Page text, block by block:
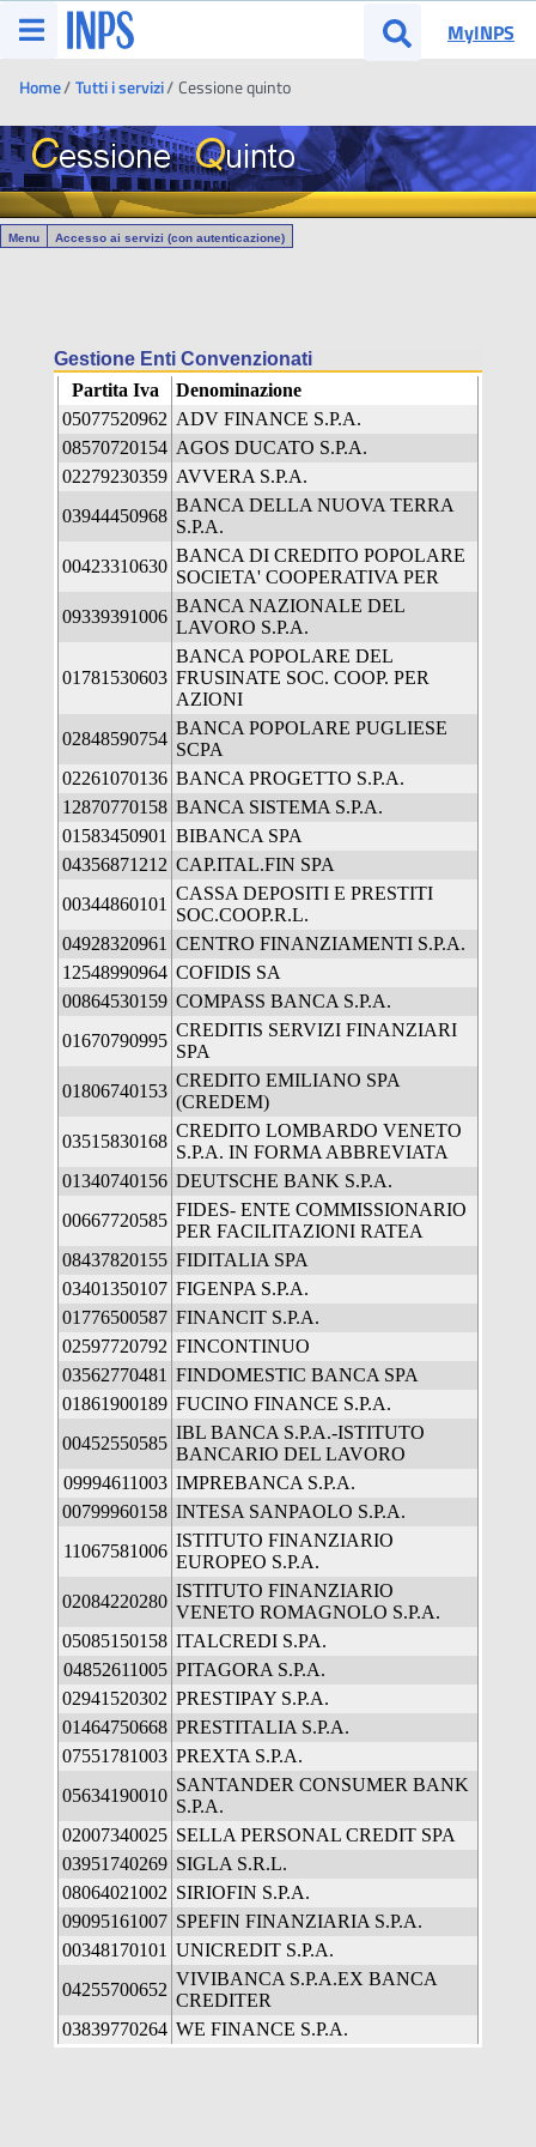
Vai al menu principale
Apri menu Apri cerca
MyINPS
Home Tutti i servizi Cessione quinto
Menu Accesso ai servizi (con autenticazione)
Gestione Enti Convenzionati
Partita Iva
Denominazione
05077520962 ADV FINANCE S.P.A.
08570720154 AGOS DUCATO S.P.A.
02279230359 AVVERA S.P.A.
03944450968
BANCA DELLA NUOVA TERRA
S.P.A.
00423310630
BANCA DI CREDITO POPOLARE
SOCIETA' COOPERATIVA PER
09339391006
BANCA NAZIONALE DEL
LAVORO S.P.A.
01781530603
BANCA POPOLARE DEL
FRUSINATE SOC. COOP. PER
AZIONI
02848590754
BANCA POPOLARE PUGLIESE
SCPA
02261070136 BANCA PROGETTO S.P.A.
12870770158 BANCA SISTEMA S.P.A.
01583450901 BIBANCA SPA
04356871212 CAP.ITAL.FIN SPA
00344860101
CASSA DEPOSITI E PRESTITI
SOC.COOP.R.L.
04928320961 CENTRO FINANZIAMENTI S.P.A.
12548990964 COFIDIS SA
00864530159 COMPASS BANCA S.P.A.
01670790995
CREDITIS SERVIZI FINANZIARI
SPA
01806740153
CREDITO EMILIANO SPA
(CREDEM)
03515830168
CREDITO LOMBARDO VENETO
S.P.A. IN FORMA ABBREVIATA
01340740156 DEUTSCHE BANK S.P.A.
00667720585
FIDES- ENTE COMMISSIONARIO
PER FACILITAZIONI RATEA
08437820155 FIDITALIA SPA
03401350107 FIGENPA S.P.A.
01776500587 FINANCIT S.P.A.
02597720792 FINCONTINUO
03562770481 FINDOMESTIC BANCA SPA
01861900189 FUCINO FINANCE S.P.A.
00452550585
IBL BANCA S.P.A.-ISTITUTO
BANCARIO DEL LAVORO
09994611003 IMPREBANCA S.P.A.
00799960158 INTESA SANPAOLO S.P.A.
11067581006
ISTITUTO FINANZIARIO
EUROPEO S.P.A.
02084220280
ISTITUTO FINANZIARIO
VENETO ROMAGNOLO S.P.A.
05085150158 ITALCREDI S.PA.
04852611005 PITAGORA S.P.A.
02941520302 PRESTIPAY S.P.A.
01464750668 PRESTITALIA S.P.A.
07551781003 PREXTA S.P.A.
05634190010
SANTANDER CONSUMER BANK
S.P.A.
02007340025 SELLA PERSONAL CREDIT SPA
03951740269 SIGLA S.R.L.
08064021002 SIRIOFIN S.P.A.
09095161007 SPEFIN FINANZIARIA S.P.A.
00348170101 UNICREDIT S.P.A.
04255700652
VIVIBANCA S.P.A.EX BANCA
CREDITER
03839770264 WE FINANCE S.P.A.